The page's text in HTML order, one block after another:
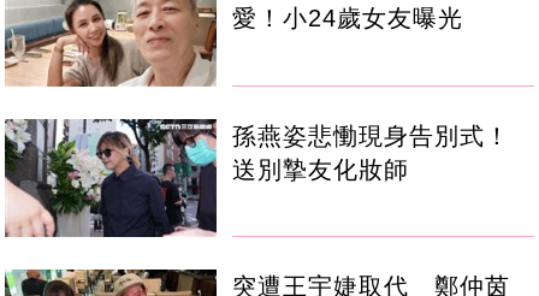
愛！小24歲女友曝光
孫燕姿悲慟現身告別式！
送別摯友化妝師
突遭王宇婕取代 鄭仲茵